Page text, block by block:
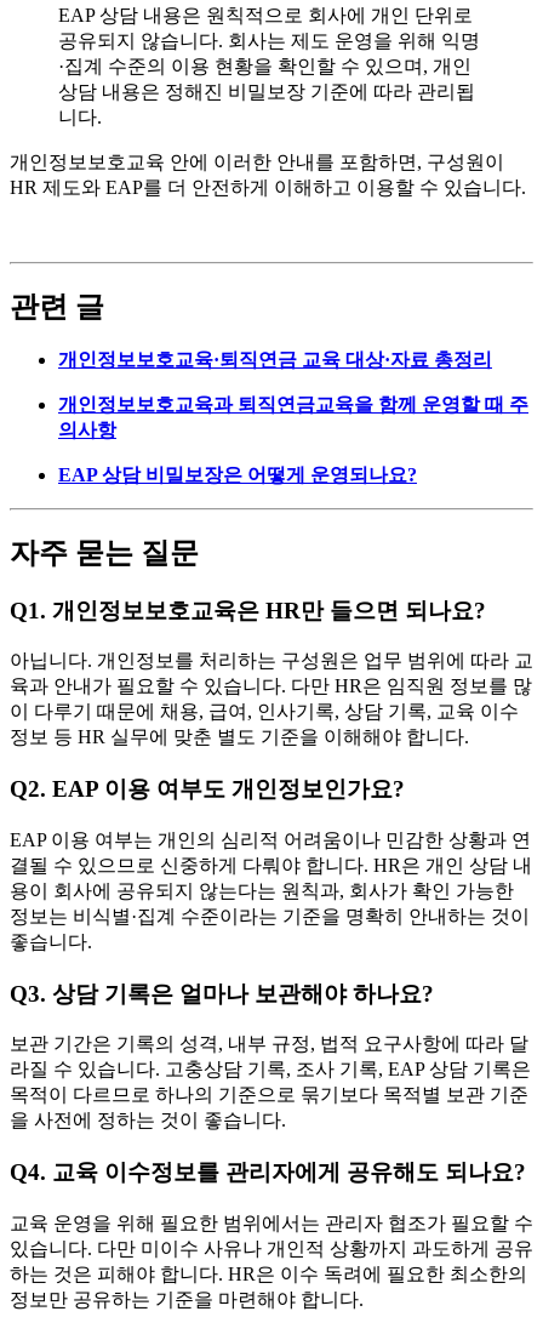
EAP 상담 내용은 원칙적으로 회사에 개인 단위로
공유되지 않습니다. 회사는 제도 운영을 위해 익명
·집계 수준의 이용 현황을 확인할 수 있으며, 개인
상담 내용은 정해진 비밀보장 기준에 따라 관리됩
니다.
개인정보보호교육 안에 이러한 안내를 포함하면, 구성원이
HR 제도와 EAP를 더 안전하게 이해하고 이용할 수 있습니다.
관련 글
개인정보보호교육·퇴직연금 교육 대상·자료 총정리
개인정보보호교육과 퇴직연금교육을 함께 운영할 때 주
의사항
EAP 상담 비밀보장은 어떻게 운영되나요?
자주 묻는 질문
Q1. 개인정보보호교육은 HR만 들으면 되나요?
아닙니다. 개인정보를 처리하는 구성원은 업무 범위에 따라 교
육과 안내가 필요할 수 있습니다. 다만 HR은 임직원 정보를 많
이 다루기 때문에 채용, 급여, 인사기록, 상담 기록, 교육 이수
정보 등 HR 실무에 맞춘 별도 기준을 이해해야 합니다.
Q2. EAP 이용 여부도 개인정보인가요?
EAP 이용 여부는 개인의 심리적 어려움이나 민감한 상황과 연
결될 수 있으므로 신중하게 다뤄야 합니다. HR은 개인 상담 내
용이 회사에 공유되지 않는다는 원칙과, 회사가 확인 가능한
정보는 비식별·집계 수준이라는 기준을 명확히 안내하는 것이
좋습니다.
Q3. 상담 기록은 얼마나 보관해야 하나요?
보관 기간은 기록의 성격, 내부 규정, 법적 요구사항에 따라 달
라질 수 있습니다. 고충상담 기록, 조사 기록, EAP 상담 기록은
목적이 다르므로 하나의 기준으로 묶기보다 목적별 보관 기준
을 사전에 정하는 것이 좋습니다.
Q4. 교육 이수정보를 관리자에게 공유해도 되나요?
교육 운영을 위해 필요한 범위에서는 관리자 협조가 필요할 수
있습니다. 다만 미이수 사유나 개인적 상황까지 과도하게 공유
하는 것은 피해야 합니다. HR은 이수 독려에 필요한 최소한의
정보만 공유하는 기준을 마련해야 합니다.